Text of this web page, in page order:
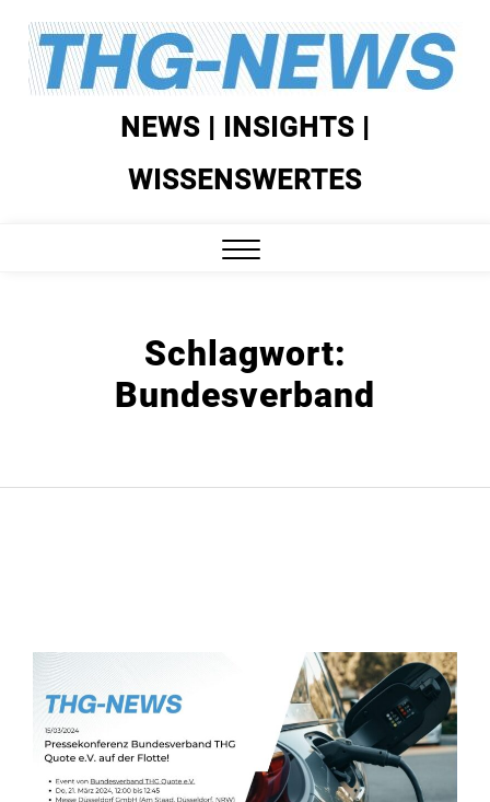
Skip
content
NEWS | INSIGHTS |
WISSENSWERTES
Schlagwort:
Bundesverband